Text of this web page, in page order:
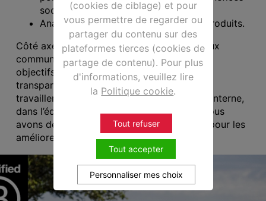
sociaux notamment,
Analyser le cycle de vie de tous nos produits.
Côté axes d’amélioration, nous devons mieux
communiquer notre stratégie RSE, avec des
objectifs clairs et partagés, de manière
transparente. Nous allons aussi continuer à
travailler la cohérence de nos pratiques en interne,
dans l’équipe et dans son bassin local. Et nous
avons deux années, d’ici le prochain audit, pour les
améliorer.
(cookies de ciblage) et pour
vous permettre de regarder ou
partager du contenu sur des
plateformes tierces (cookies de
partage de contenu). Pour plus
d'informations, veuillez lire
la Politique cookie.
Tout refuser
Tout accepter
Personnaliser mes choix